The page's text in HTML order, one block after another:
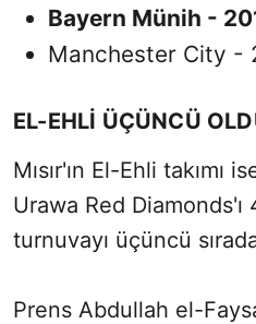
Bayern Münih -
Manchester City -
EL-EHLİ ÜÇÜNCÜ
Mısır'ın El-Ehli takımı
Urawa Red
turnuvayı üçüncü
Prens Abdullah el-